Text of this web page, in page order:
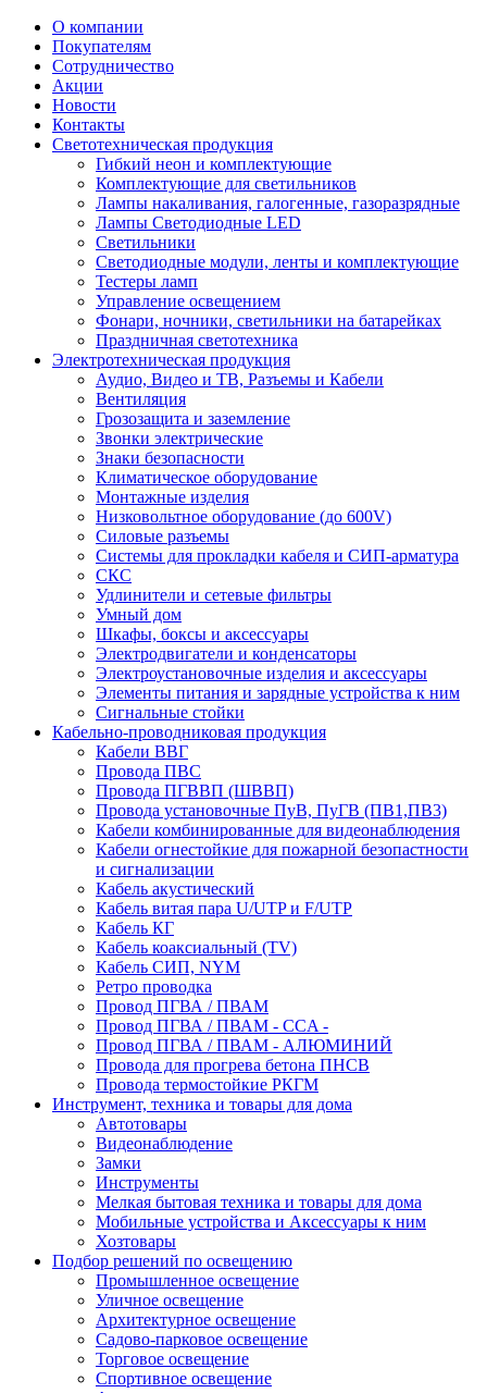
О компании
Покупателям
Сотрудничество
Акции
Новости
Контакты
Светотехническая продукция
Гибкий неон и комплектующие
Комплектующие для светильников
Лампы накаливания, галогенные, газоразрядные
Лампы Светодиодные LED
Светильники
Светодиодные модули, ленты и комплектующие
Тестеры ламп
Управление освещением
Фонари, ночники, светильники на батарейках
Праздничная светотехника
Электротехническая продукция
Аудио, Видео и ТВ, Разъемы и Кабели
Вентиляция
Грозозащита и заземление
Звонки электрические
Знаки безопасности
Климатическое оборудование
Монтажные изделия
Низковольтное оборудование (до 600V)
Силовые разъемы
Системы для прокладки кабеля и СИП-арматура
СКС
Удлинители и сетевые фильтры
Умный дом
Шкафы, боксы и аксессуары
Электродвигатели и конденсаторы
Электроустановочные изделия и аксессуары
Элементы питания и зарядные устройства к ним
Сигнальные стойки
Кабельно-проводниковая продукция
Кабели ВВГ
Провода ПВС
Провода ПГВВП (ШВВП)
Провода установочные ПуВ, ПуГВ (ПВ1,ПВ3)
Кабели комбинированные для видеонаблюдения
Кабели огнестойкие для пожарной безопастности
и сигнализации
Кабель акустический
Кабель витая пара U/UTP и F/UTP
Кабель КГ
Кабель коаксиальный (TV)
Кабель СИП, NYM
Ретро проводка
Провод ПГВА / ПВАМ
Провод ПГВА / ПВАМ - CCA -
Провод ПГВА / ПВАМ - АЛЮМИНИЙ
Провода для прогрева бетона ПНСВ
Провода термостойкие РКГМ
Инструмент, техника и товары для дома
Автотовары
Видеонаблюдение
Замки
Инструменты
Мелкая бытовая техника и товары для дома
Мобильные устройства и Аксессуары к ним
Хозтовары
Подбор решений по освещению
Промышленное освещение
Уличное освещение
Архитектурное освещение
Садово-парковое освещение
Торговое освещение
Спортивное освещение